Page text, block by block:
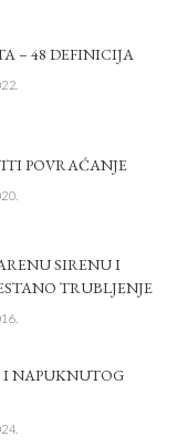
– 48 DEFINICIJA
POVRAĆANJE
SIRENU I
TRUBLJENJE
I NAPUKNUTOG